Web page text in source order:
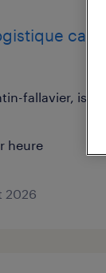
fallavier, isère
heure
2026